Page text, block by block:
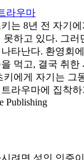
라우마
는 8년 전 자기
못하고 있다. 그러
타난다. 환영회
먹고, 결국 취한
키에게 자기는 그
라우마에 집착
Publishing